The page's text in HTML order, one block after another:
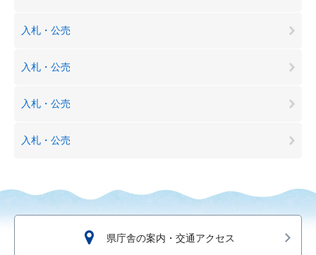
入札・公売
入札・公売
入札・公売
入札・公売
県庁舎の案内・交通アクセス